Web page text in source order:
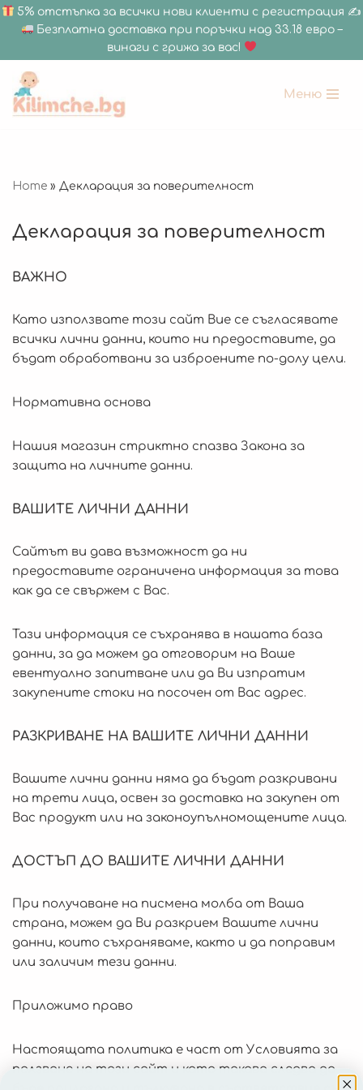
5% отстъпка за всички нови клиенти с регистрация ✍
Безплатна доставка при поръчки над 33.18 евро –
винаги с грижа за вас!
Продължете
Меню
Home » Декларация за поверителност
Декларация за поверителност
ВАЖНО
Като използвате този сайт Вие се съгласявате
всички лични данни, които ни предоставите, да
бъдат обработвани за изброените по-долу цели.
Нормативна основа
Нашия магазин стриктно спазва Закона за
защита на личните данни.
ВАШИТЕ ЛИЧНИ ДАННИ
Сайтът ви дава възможност да ни
предоставите ограничена информация за това
как да се свържем с Вас.
Тази информация се съхранява в нашата база
данни, за да можем да отговорим на Ваше
евентуално запитване или да Ви изпратим
закупените стоки на посочен от Вас адрес.
РАЗКРИВАНЕ НА ВАШИТЕ ЛИЧНИ ДАННИ
Вашите лични данни няма да бъдат разкривани
на трети лица, освен за доставка на закупен от
Вас продукт или на законоупълномощените лица.
ДОСТЪП ДО ВАШИТЕ ЛИЧНИ ДАННИ
При получаване на писмена молба от Ваша
страна, можем да Ви разкрием Вашите лични
данни, които съхраняваме, както и да поправим
или заличим тези данни.
Приложимо право
Настоящата политика е част от Условията за
ползване на този сайт и като такава следва да